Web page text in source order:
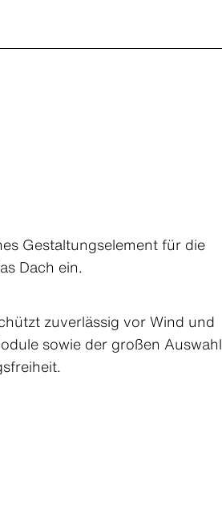
Gestaltungselement für die
Dach ein.
zuverlässig vor Wind und
sowie der großen Auswahl